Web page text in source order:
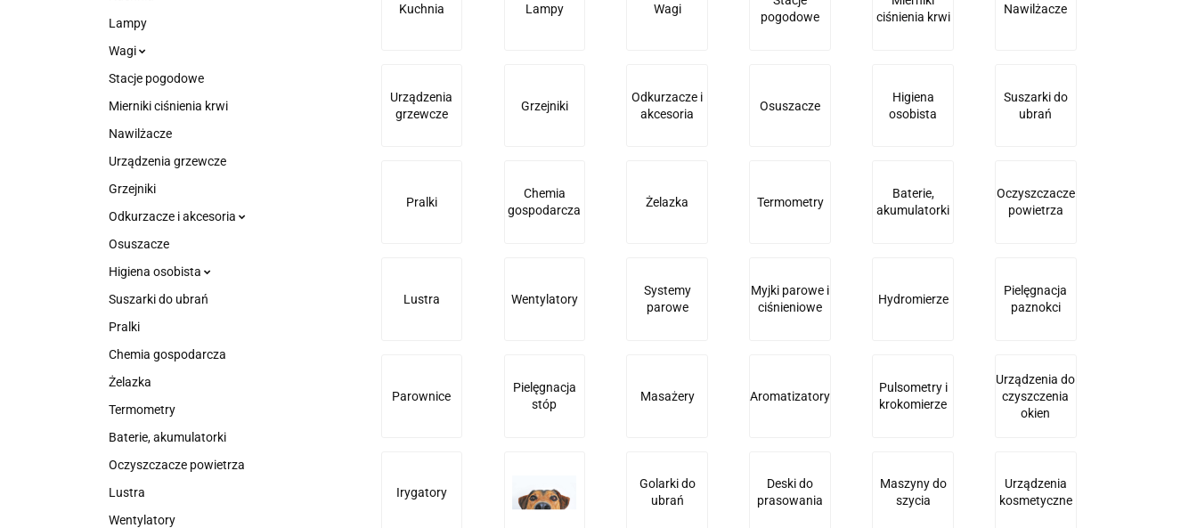
Lampy
Wagi
Stacje pogodowe
Mierniki ciśnienia krwi
Nawilżacze
Urządzenia grzewcze
Grzejniki
Odkurzacze i akcesoria
Osuszacze
Higiena osobista
Suszarki do ubrań
Pralki
Chemia gospodarcza
Żelazka
Termometry
Baterie, akumulatorki
Oczyszczacze powietrza
Lustra
Wentylatory
Kuchnia Lampy Wagi
pogodowe
ciśnienia krwi
Nawilżacze
Urządzenia
grzewcze
Grzejniki
Odkurzacze i
akcesoria
Osuszacze
Higiena
osobista
Suszarki do
ubrań
Pralki
Chemia
gospodarcza
Żelazka Termometry
Baterie,
akumulatorki
Oczyszczacze
powietrza
Lustra Wentylatory
Systemy
parowe
Myjki parowe i
ciśnieniowe
Hydromierze
Pielęgnacja
paznokci
Parownice
Pielęgnacja
stóp
Masażery Aromatizatory
Pulsometry i
krokomierze
Urządzenia do
czyszczenia
okien
Irygatory
Golarki do
ubrań
Deski do
prasowania
Maszyny do
szycia
Urządzenia
kosmetyczne